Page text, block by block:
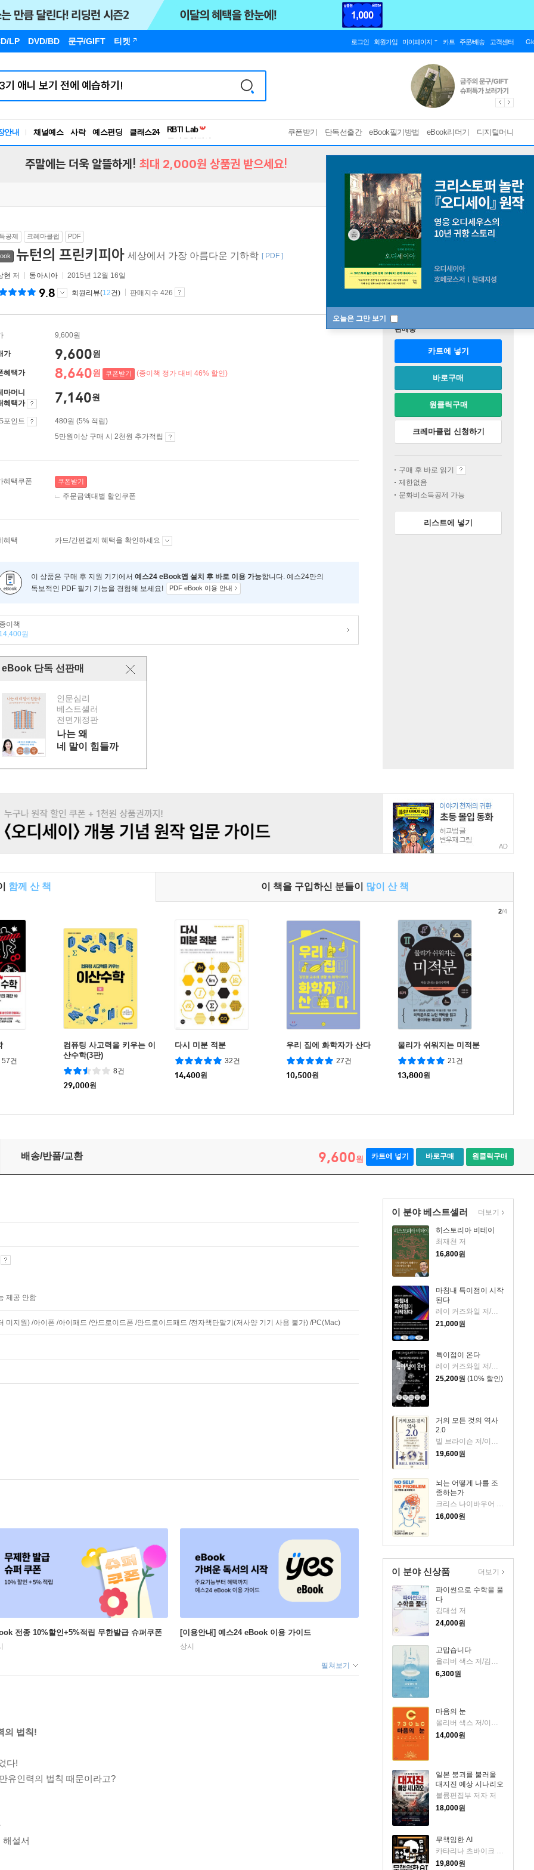
LP DVD/BD 문구/GIFT 티켓 로그인 회원가입 마이페이지 카트 주문/배송 고객센터
안내 채널예스 사락 예스펀딩 클래스24
독서유형검사
쿠폰받기 단독선출간 eBook필기방법 eBook리더기 디지털머니
오늘은 그만 보기
주말에는 더욱 알뜰하게! 최대 2,000원 상품권 받으세요!
공제 크레마클럽 PDF
뉴턴의 프린키피아 세상에서 가장 아름다운 기하학 [ PDF ]
현 저 동아시아 2015년 12월 16일
9.8 회원리뷰(12건) 판매지수 426
9,600원
가 9,600원
혜택가 8,640원 쿠폰받기 (종이책 정가 대비 46% 할인)
마머니
혜택가
7,140원
포인트
480원 (5% 적립)
5만원이상 구매 시 2천원 추가적립
혜택쿠폰 쿠폰받기
주문금액대별 할인쿠폰
혜택 카드/간편결제 혜택을 확인하세요
이 상품은 구매 후 지원 기기에서 예스24 eBook앱 설치 후 바로 이용 가능합니다. 예스24만의
독보적인 PDF 필기 기능을 경험해 보세요!
PDF eBook 이용 안내
이책
원
eBook 단독 선판매
인문심리
베스트셀러
전면개정판
나는 왜
네 말이 힘들까
판매중
카트에 넣기
바로구매
원클릭구매
크레마클럽 신청하기
구매 후 바로 읽기
제한없음
문화비소득공제 가능
리스트에 넣기
AD
함께 산 책 이 책을 구입하신 분들이 많이 산 책
57건
컴퓨팅 사고력을 키우는 이
산수학(3판)
8건
29,000원
다시 미분 적분
32건
14,400원
우리 집에 화학자가 산다
27건
10,500원
물리가 쉬워지는 미적분
21건
13,800원
2/4
배송/반품/교환 9,600원 카트에 넣기 바로구매 원클릭구매
이 분야 베스트셀러
히스토리아 비테이
최재천 저
16,800원
마침내 특이점이 시작
된다
레이 커즈와일 저/이충호 역/장대익 감수
21,000원
특이점이 온다
레이 커즈와일 저/김명남,장시형 역/진대제 감수/정재승 해제
25,200원 (10% 할인)
거의 모든 것의 역사
2.0
빌 브라이슨 저/이덕환 역
19,600원
뇌는 어떻게 나를 조
종하는가
크리스 나이바우어 저/김윤종 역
16,000원
더보기
이 분야 신상품
파이썬으로 수학을 풀
다
김대성 저
24,000원
고맙습니다
올리버 색스 저/김명남 역
6,300원
마음의 눈
올리버 색스 저/이민아 역
14,000원
일본 붕괴를 불러올
대지진 예상 시나리오
볼륨편집부 저자 저
18,000원
무책임한 AI
카타리나 츠바이크 저/유영미 역
19,800원
더보기
제공 안함
미지원) /아이폰 /아이패드 /안드로이드폰 /안드로이드패드 /전자책단말기(저사양 기기 사용 불가) /PC(Mac)
전종 10%할인+5%적립 무한발급 슈퍼쿠폰 [이용안내] 예스24 eBook 이용 가이드
상시
펼쳐보기
의 법칙!
다!
유인력의 법칙 때문이라고?
설서